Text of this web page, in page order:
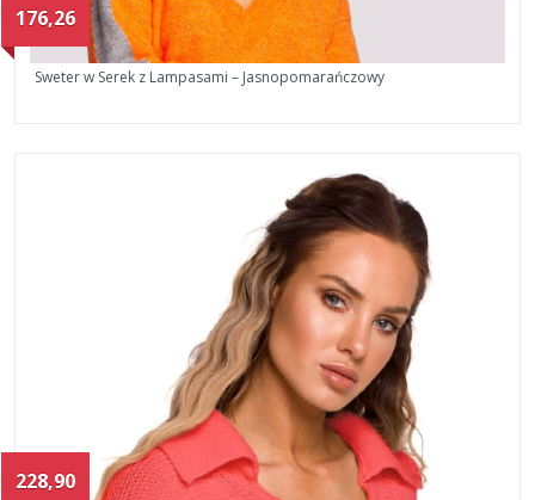
176,26
Sweter w Serek z Lampasami – Jasnopomarańczowy
228,90